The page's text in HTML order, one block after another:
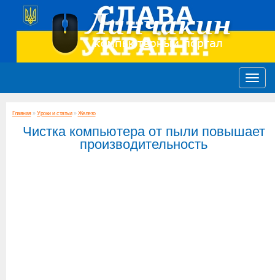
Главная» Уроки и статьи» Железо
Чистка компьютера от пыли повышает
производительность